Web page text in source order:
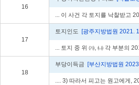
16
... 이 사건 각 토지를 낙찰받고
17
토지인도 [광주지방법원 2021.
... 토지 중 위 ㈎, ㈏ 각 부분의
18
부당이득금 [부산지방법원
.... 3) 따라서 피고는 원고에게,